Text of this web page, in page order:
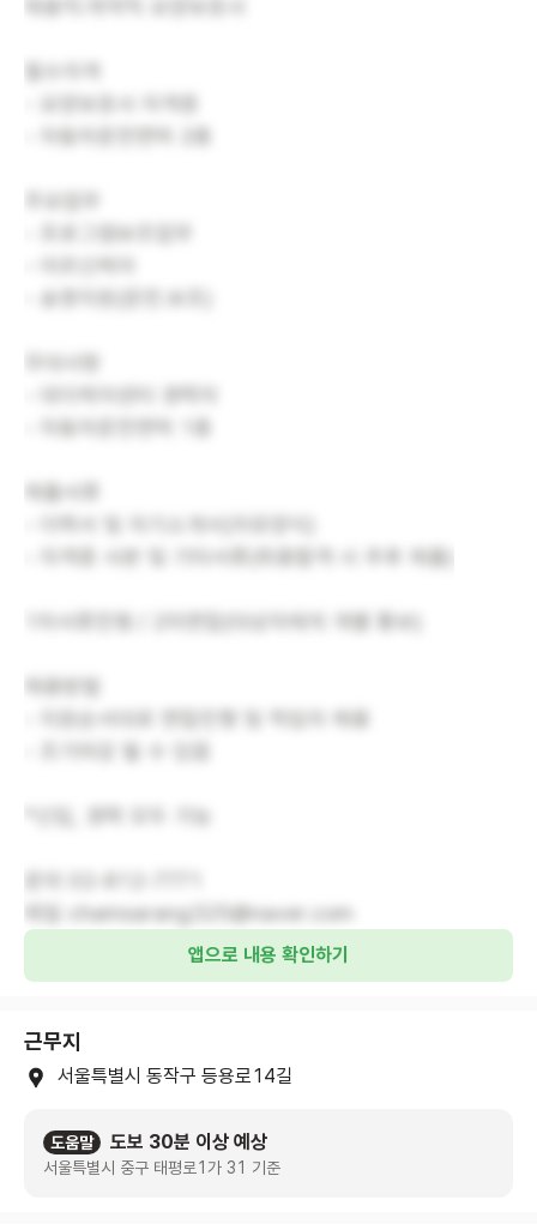
- 송영지원(운전.보조)
메일 chamsarang325@naver.com
앱으로 내용 확인하기
근무지
서울특별시 동작구 등용로14길
도움말 도보 30분 이상 예상
서울특별시 중구 태평로1가 31 기준